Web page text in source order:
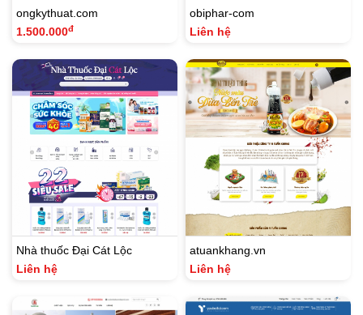
ongkythuat.com
1.500.000đ
obiphar-com
Liên hệ
Nhà thuốc Đại Cát Lộc
Liên hệ
atuankhang.vn
Liên hệ